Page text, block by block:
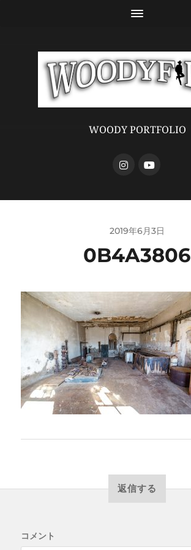
WOODY PORTFOLIO
2019年6月3日
0B4A3806
返信する
コメント